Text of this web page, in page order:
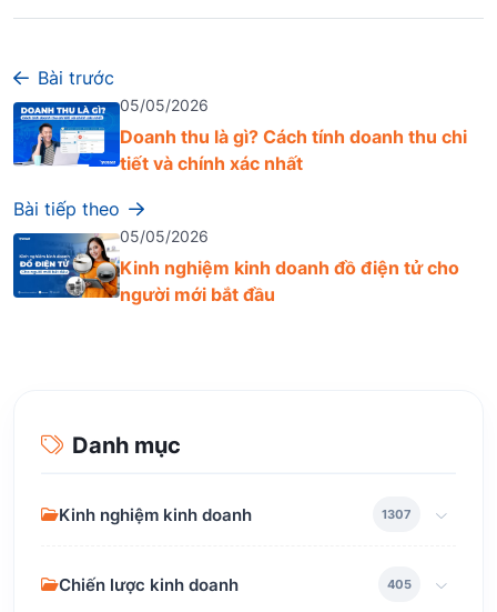
Bài trước
05/05/2026
Doanh thu là gì? Cách tính doanh thu chi
tiết và chính xác nhất
Bài tiếp theo
05/05/2026
Kinh nghiệm kinh doanh đồ điện tử cho
người mới bắt đầu
Danh mục
Kinh nghiệm kinh doanh 1307
Chiến lược kinh doanh 405